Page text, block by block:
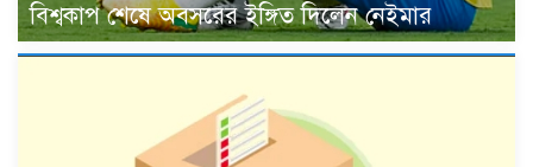
বিশ্বকাপ শেষে অবসরের ইঙ্গিত দিলেন নেইমার